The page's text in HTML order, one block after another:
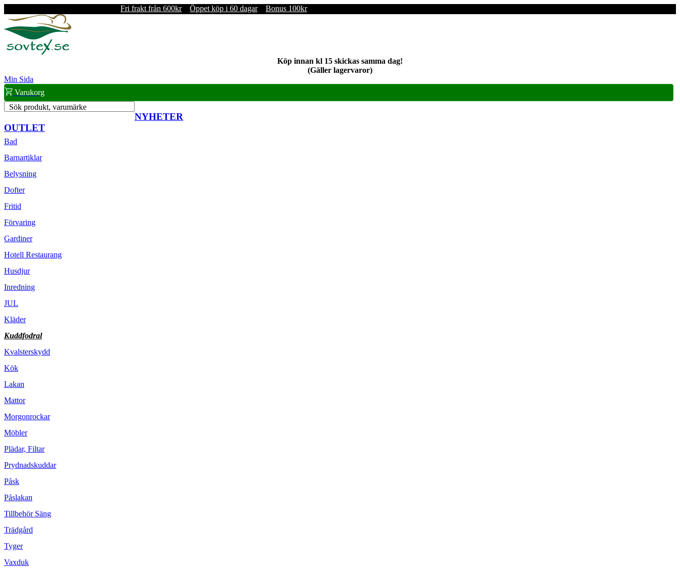
Fri frakt från 600kr Öppet köp i 60 dagar Bonus 100kr
Köp innan kl 15 skickas samma dag!
(Gäller lagervaror)
Min Sida
Varukorg
Sök produkt, varumärke
NYHETER
OUTLET
Bad
Barnartiklar
Belysning
Dofter
Fritid
Förvaring
Gardiner
Hotell Restaurang
Husdjur
Inredning
JUL
Kläder
Kuddfodral
Kvalsterskydd
Kök
Lakan
Mattor
Morgonrockar
Möbler
Plädar, Filtar
Prydnadskuddar
Påsk
Påslakan
Tillbehör Säng
Trädgård
Tyger
Vaxduk